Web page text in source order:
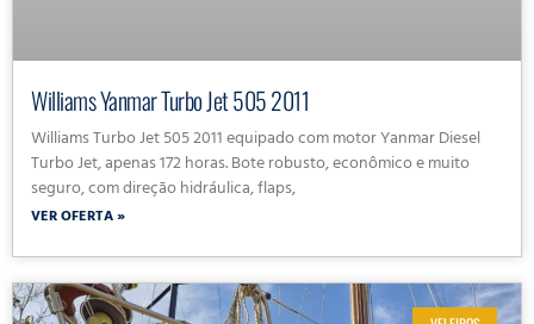
Williams Yanmar Turbo Jet 505 2011
Williams Turbo Jet 505 2011 equipado com motor Yanmar Diesel
Turbo Jet, apenas 172 horas. Bote robusto, econômico e muito
seguro, com direção hidráulica, flaps,
VER OFERTA »